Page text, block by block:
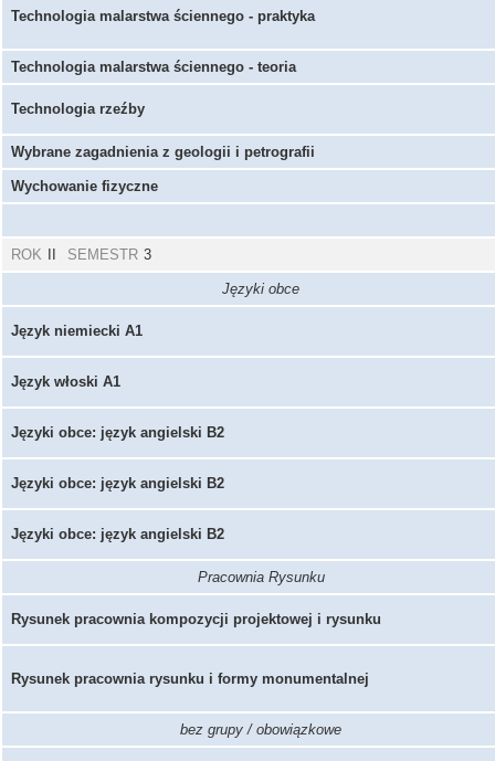
Technologia malarstwa ściennego - praktyka
Technologia malarstwa ściennego - teoria
Technologia rzeźby
Wybrane zagadnienia z geologii i petrografii
Wychowanie fizyczne
ROK SEMESTR 3
Języki obce
Język niemiecki A1
Język włoski A1
Języki obce: język angielski B2
Języki obce: język angielski B2
Języki obce: język angielski B2
Pracownia Rysunku
Rysunek pracownia kompozycji projektowej i rysunku
Rysunek pracownia rysunku i formy monumentalnej
bez grupy / obowiązkowe